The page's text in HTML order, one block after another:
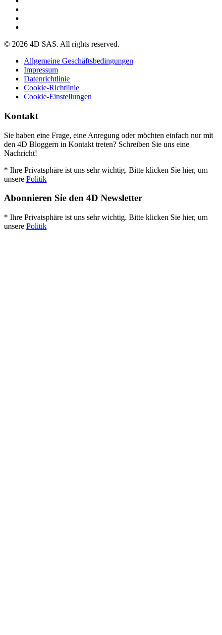
© 2026 4D SAS. All rights reserved.
Allgemeine Geschäftsbedingungen
Impressum
Datenrichtlinie
Cookie-Richtlinie
Cookie-Einstellungen
Kontakt
Sie haben eine Frage, eine Anregung oder möchten einfach nur mit
den 4D Bloggern in Kontakt treten? Schreiben Sie uns eine
Nachricht!
* Ihre Privatsphäre ist uns sehr wichtig. Bitte klicken Sie hier, um
unsere Politik
Abonnieren Sie den 4D Newsletter
* Ihre Privatsphäre ist uns sehr wichtig. Bitte klicken Sie hier, um
unsere Politik